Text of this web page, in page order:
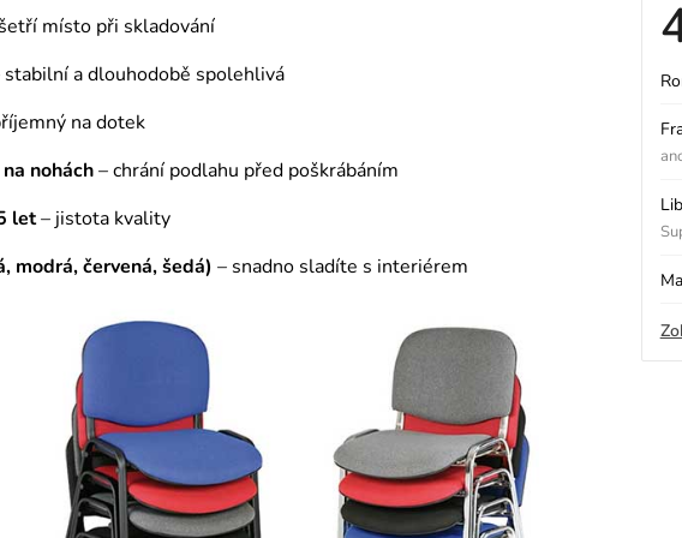
místo při skladování
stabilní a dlouhodobě spolehlivá
na dotek
nohách– chrání podlahu před poškrábáním
let– jistota kvality
modrá, červená, šedá) – snadno sladíte s interiérem
ý
p
i
s
h
o